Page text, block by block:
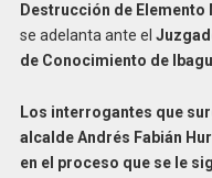
Destrucción de
se adelanta ante el
de Conocimiento de
Los interrogantes que
alcalde Andrés Fabián
en el proceso que se le